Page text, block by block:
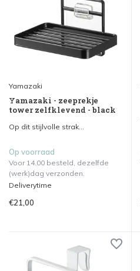
Yamazaki
Yamazaki - zeeprekje
tower zelfklevend - black
Op dit stijlvolle strak...
Op voorraad
Voor 14.00 besteld, dezelfde
(werk)dag verzonden.
Deliverytime
€21,00